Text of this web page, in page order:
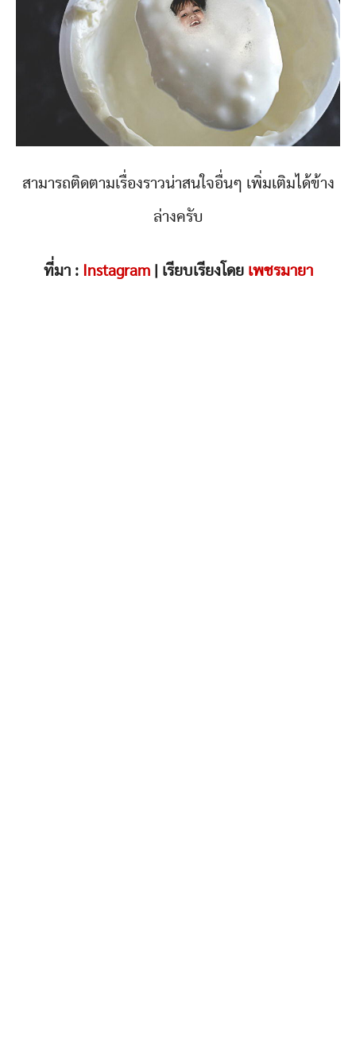
สามารถติดตามเรื่องราวน่าสนใจอื่นๆ เพิ่มเติมได้ข้าง
ล่างครับ
ที่มา : Instagram| เรียบเรียงโดย เพชรมายา